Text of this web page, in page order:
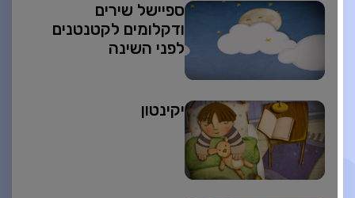
ספיישל שירים
ודקלומים לקטנטנים
לפני השינה
יקינטון